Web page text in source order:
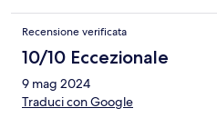
Recensione verificata
10/10 Eccezionale
9 mag 2024
Traduci con Google